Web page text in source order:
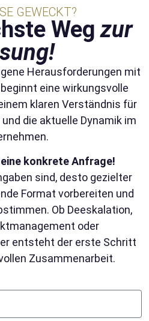
GEWECKT?
Wegzur
Herausforderungen mit
eine wirkungsvolle
klaren Verständnis für
die aktuelle Dynamik im
konkrete Anfrage!
sind, desto gezielter
Format vorbereiten und
Ob Deeskalation,
oder
entsteht der erste Schritt
Zusammenarbeit.